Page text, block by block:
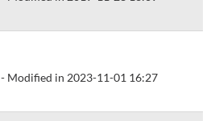
Modified in 2023-11-01 16:27